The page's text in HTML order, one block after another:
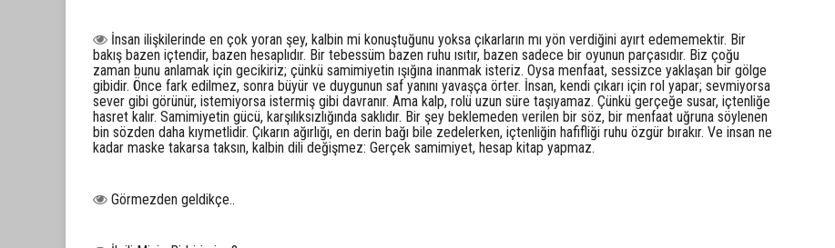
İnsan ilişkilerinde en çok yoran şey, kalbin mi konuştuğunu yoksa çıkarların mı yön verdiğini ayırt edememektir. Bir
bakış bazen içtendir, bazen hesaplıdır. Bir tebessüm bazen ruhu ısıtır, bazen sadece bir oyunun parçasıdır. Biz çoğu
zaman bunu anlamak için gecikiriz; çünkü samimiyetin ışığına inanmak isteriz. Oysa menfaat, sessizce yaklaşan bir gölge
gibidir. Önce fark edilmez, sonra büyür ve duygunun saf yanını yavaşça örter. İnsan, kendi çıkarı için rol yapar; sevmiyorsa
sever gibi görünür, istemiyorsa istermiş gibi davranır. Ama kalp, rolü uzun süre taşıyamaz. Çünkü gerçeğe susar, içtenliğe
hasret kalır. Samimiyetin gücü, karşılıksızlığında saklıdır. Bir şey beklemeden verilen bir söz, bir menfaat uğruna söylenen
bin sözden daha kıymetlidir. Çıkarın ağırlığı, en derin bağı bile zedelerken, içtenliğin hafifliği ruhu özgür bırakır. Ve insan ne
kadar maske takarsa taksın, kalbin dili değişmez: Gerçek samimiyet, hesap kitap yapmaz.
Görmezden geldikçe..